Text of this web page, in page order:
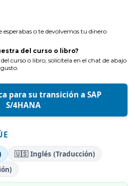
esperabas o te devolvemos tu dinero
del curso o libro?
curso o libro, solicítela en el chat de abajo
para su transición a SAP
S/4HANA
🇺🇸 Inglés (Traducción)